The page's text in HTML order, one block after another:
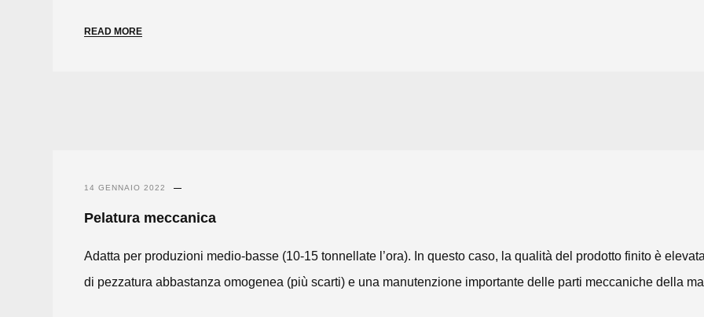
READ MORE
14 GENNAIO 2022
Pelatura meccanica
Adatta per produzioni medio-basse (10-15 tonnellate l’ora). In questo caso, la qualità del prodotto finito è
di pezzatura abbastanza omogenea (più scarti) e una manutenzione importante delle parti meccaniche della